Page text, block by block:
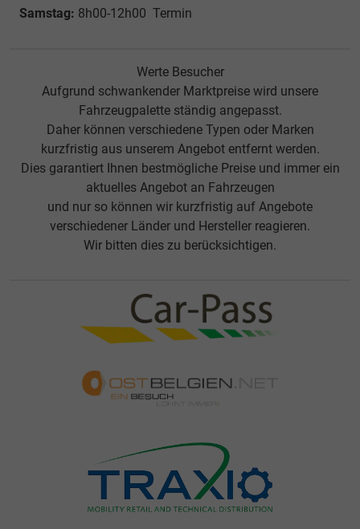
Samstag: 8h00-12h00 Termin
Werte Besucher
Aufgrund schwankender Marktpreise wird unsere
Fahrzeugpalette ständig angepasst.
Daher können verschiedene Typen oder Marken
kurzfristig aus unserem Angebot entfernt werden.
Dies garantiert Ihnen bestmögliche Preise und immer ein
aktuelles Angebot an Fahrzeugen
und nur so können wir kurzfristig auf Angebote
verschiedener Länder und Hersteller reagieren.
Wir bitten dies zu berücksichtigen.